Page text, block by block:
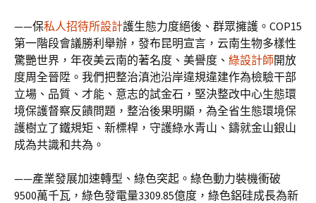
——保私人招待所設計護生態力度絕後、群眾擁護。COP15
第一階段會議勝利舉辦，發布昆明宣言，云南生物多樣性
驚艷世界，年夜美云南的著名度、美譽度、 綠設計師開放
度周全晉陞。我們把整治滇池沿岸違規違建作為檢驗干部
立場、品質、才能、意志的試金石，堅決整改中心生態環
境保護督察反饋問題，整治後果明顯，為全省生態環境保
護樹立了鐵規矩、新標桿，守護綠水青山、鑄就金山銀山
成為共識和共為。
——產業發展加速轉型、綠色突起。綠色動力裝機衝破
9500萬千瓦，綠色發電量3309.85億度，綠色鋁硅成長為新